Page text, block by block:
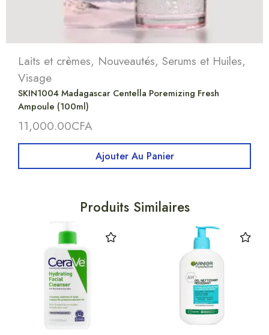
Laits et crèmes, Nouveautés, Serums et Huiles,
Visage
SKIN1004 Madagascar Centella Poremizing Fresh
Ampoule (100ml)
11,000.00CFA
Ajouter Au Panier
Produits Similaires